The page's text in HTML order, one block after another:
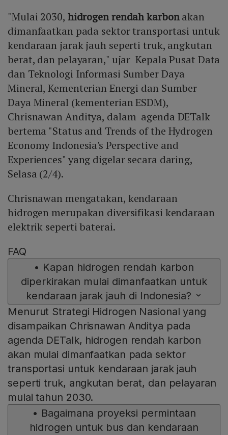
"Mulai 2030, hidrogen rendah karbonakan
dimanfaatkan pada sektor transportasi untuk
kendaraan jarak jauh seperti truk, angkutan
berat, dan pelayaran," ujar Kepala Pusat Data
dan Teknologi Informasi Sumber Daya
Mineral, Kementerian Energi dan Sumber
Daya Mineral (kementerian ESDM),
Chrisnawan Anditya, dalam agenda DETalk
bertema "Status and Trends of the Hydrogen
Economy Indonesia's Perspective and
Experiences" yang digelar secara daring,
Selasa (2/4).
Chrisnawan mengatakan, kendaraan
hidrogen merupakan diversifikasi kendaraan
elektrik seperti baterai.
FAQ
• Kapan hidrogen rendah karbon
diperkirakan mulai dimanfaatkan untuk
kendaraan jarak jauh di Indonesia?
Menurut Strategi Hidrogen Nasional yang
disampaikan Chrisnawan Anditya pada
agenda DETalk, hidrogen rendah karbon
akan mulai dimanfaatkan pada sektor
transportasi untuk kendaraan jarak jauh
seperti truk, angkutan berat, dan pelayaran
mulai tahun 2030.
• Bagaimana proyeksi permintaan
hidrogen untuk bus dan kendaraan